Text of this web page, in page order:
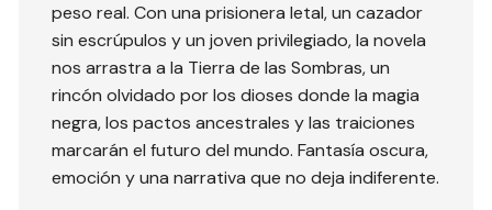
peso real. Con una prisionera letal, un cazador
sin escrúpulos y un joven privilegiado, la novela
nos arrastra a la Tierra de las Sombras, un
rincón olvidado por los dioses donde la magia
negra, los pactos ancestrales y las traiciones
marcarán el futuro del mundo. Fantasía oscura,
emoción y una narrativa que no deja indiferente.